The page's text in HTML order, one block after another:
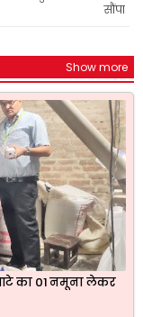
सौंपा
Show more
का 01 नमूना लेकर